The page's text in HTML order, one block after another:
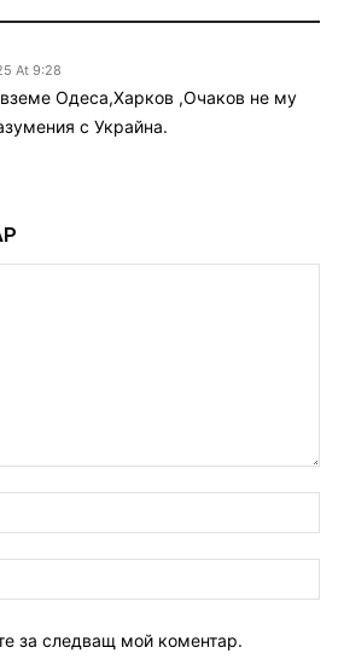
At 9:28
Одеса,Харков ,Очаков не му
с Украйна.
за следващ мой коментар.